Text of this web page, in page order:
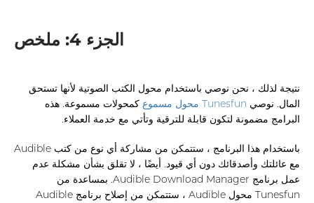
الجزء 4: ملخص
نتيجة لذلك ، نحن نوصي باستخدام محول الكتب الصوتية لأنها تستحق
المال. نوصي Tunesfun محول مسموع
كمحولات مسموعة. هذه
البرامج مضمونة لتكون قابلة للترقية وتأتي مع خدمة العملاء.
باستخدام هذا البرنامج ، ستتمكن من مشاركة أي نوع من كتب Audible
مع عائلتك وأصدقائك دون أي قيود. أيضًا ، لا تقلق بشأن مشكلة عدم
عمل برنامج Audible Download Manager. بمساعدة من
Tunesfun محول Audible ، ستتمكن من إصلاح برنامج Audible